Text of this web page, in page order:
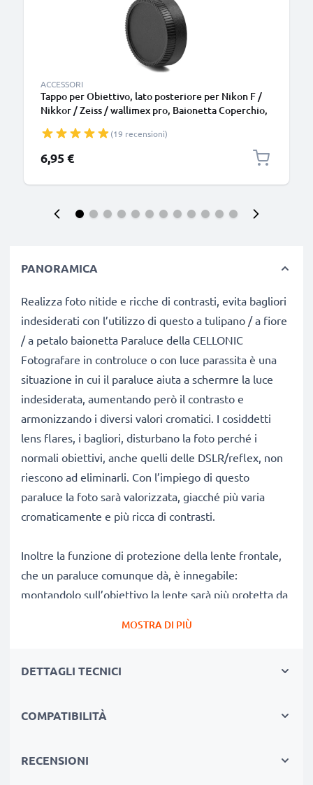
ACCESSORI
Tappo per Obiettivo, lato posteriore per Nikon F /
Nikkor / Zeiss / wallimex pro, Baionetta Coperchio,
AI)
(19 recensioni)
6,95 €
PANORAMICA
Realizza foto nitide e ricche di contrasti, evita bagliori
indesiderati con l’utilizzo di questo a tulipano / a fiore
/ a petalo baionetta Paraluce della CELLONIC
Fotografare in controluce o con luce parassita è una
situazione in cui il paraluce aiuta a schermre la luce
indesiderata, aumentando però il contrasto e
armonizzando i diversi valori cromatici. I cosiddetti
lens flares, i bagliori, disturbano la foto perché i
normali obiettivi, anche quelli delle DSLR/reflex, non
riescono ad eliminarli. Con l’impiego di questo
paraluce la foto sarà valorizzata, giacché più varia
cromaticamente e più ricca di contrasti.
Inoltre la funzione di protezione della lente frontale,
che un paraluce comunque dà, è innegabile:
montandolo sull’obiettivo la lente sarà più protetta da
/ a petalo baionetta Paraluce della CELLONIC?
fotocamera/DSLRs/Camcorders Nikon
MOSTRA DI PIÙ
DETTAGLI TECNICI
COMPATIBILITÀ
RECENSIONI